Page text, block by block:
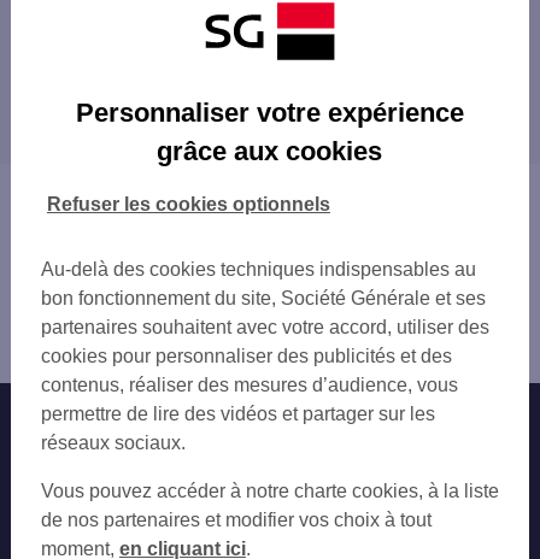
Les distributeurs/automates à proximité
CHAMPS SUR MARNE AV DES PYRAMIDES
NOISY GRAND RICHARDET
NOISY LG COSSONNEAU
GOURNAY SUR MARNE 14 AV PAUL DOUMER
NOISY LE GRAND 12 BD DU MONT D EST
VILLIERS SUR MARNE 18 PL DE LA GARE
LOGNES IMM LE RDPT 1 RUE LOUIS DE C
LOGNES
VILLIERS S MARNE
CHELLES 17 B AV DU MAL FOCH
LE PLESSIS TREVISE
CHELLES 24 AV DE LA RESISTANCE
C.CIAL BRY SUR MARNE
proximité
NOISY-LE-GRAND
LOGNES
LE PLESSIS-TRÉVISE
NEUILLY-SUR-MARNE
CHELLES
BRY-SUR-MARNE
PONTAULT-COMBAULT
TORCY
VAIRES-SUR-MARNE
LE PERREUX-SUR-MARNE
CHENNEVIÈRES-SUR-MARNE
GAGNY
Vous êtes ici : Accueil
Champs sur Marne
Distributeur/automate CHAMPS MC DESCARTES
Nos engagements Nous contacter
Autres sites SG
Professionnels
Personnaliser votre expérience
grâce aux cookies
Au-delà des cookies techniques indispensables au
bon fonctionnement du site, Société Générale et ses
partenaires souhaitent avec votre accord, utiliser des
cookies pour personnaliser des publicités et des
contenus, réaliser des mesures d’audience, vous
permettre de lire des vidéos et partager sur les
réseaux sociaux.
Vous pouvez accéder à notre charte cookies, à la liste
de nos partenaires et modifier vos choix à tout
moment, en cliquant ici.
Refuser les cookies optionnels